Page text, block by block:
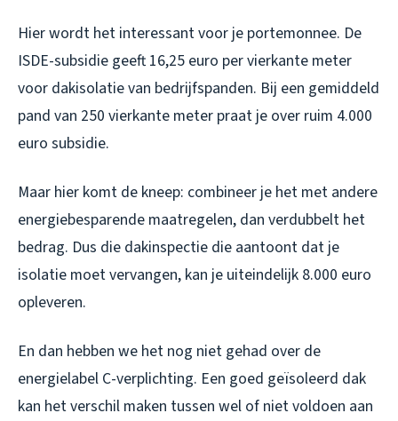
Hier wordt het interessant voor je portemonnee. De
ISDE-subsidie geeft 16,25 euro per vierkante meter
voor dakisolatie van bedrijfspanden. Bij een gemiddeld
pand van 250 vierkante meter praat je over ruim 4.000
euro subsidie.
Maar hier komt de kneep: combineer je het met andere
energiebesparende maatregelen, dan verdubbelt het
bedrag. Dus die dakinspectie die aantoont dat je
isolatie moet vervangen, kan je uiteindelijk 8.000 euro
opleveren.
En dan hebben we het nog niet gehad over de
energielabel C-verplichting. Een goed geïsoleerd dak
kan het verschil maken tussen wel of niet voldoen aan